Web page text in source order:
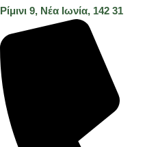
Ρίμινι 9, Νέα Ιωνία, 142 31